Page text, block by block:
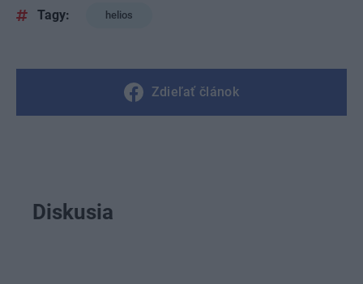
Tagy: helios
Zdieľať článok
Diskusia